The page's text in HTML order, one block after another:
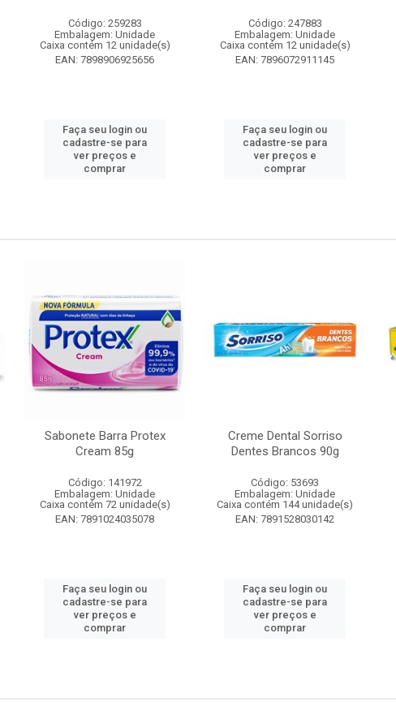
Código: 259283
Embalagem: Unidade
Caixa contém 12 unidade(s)
EAN: 7898906925656
Faça seu login ou
cadastre-se para
ver preços e
comprar
Código: 247883
Embalagem: Unidade
Caixa contém 12 unidade(s)
EAN: 7896072911145
Faça seu login ou
cadastre-se para
ver preços e
comprar
Sabonete Barra Protex
Cream 85g
Código: 141972
Embalagem: Unidade
Caixa contém 72 unidade(s)
EAN: 7891024035078
Faça seu login ou
cadastre-se para
ver preços e
comprar
Creme Dental Sorriso
Dentes Brancos 90g
Código: 53693
Embalagem: Unidade
Caixa contém 144 unidade(s)
EAN: 7891528030142
Faça seu login ou
cadastre-se para
ver preços e
comprar